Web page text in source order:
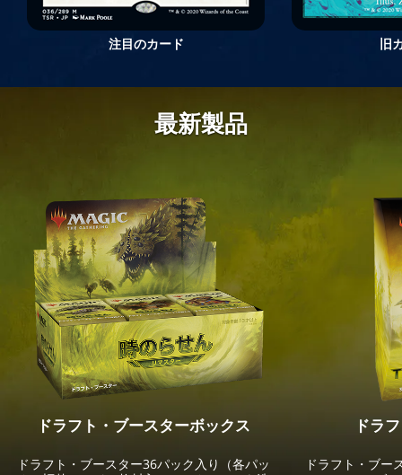
注目のカード 旧
最新製品
ドラフト・ブースターボックス
ドラフト・ブースター36パック入り（各パッ
ドラ
ドラフト・ブー